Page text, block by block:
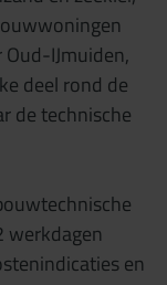
Oud-IJmuiden,
deel rond de
de technische
werkdagen
en